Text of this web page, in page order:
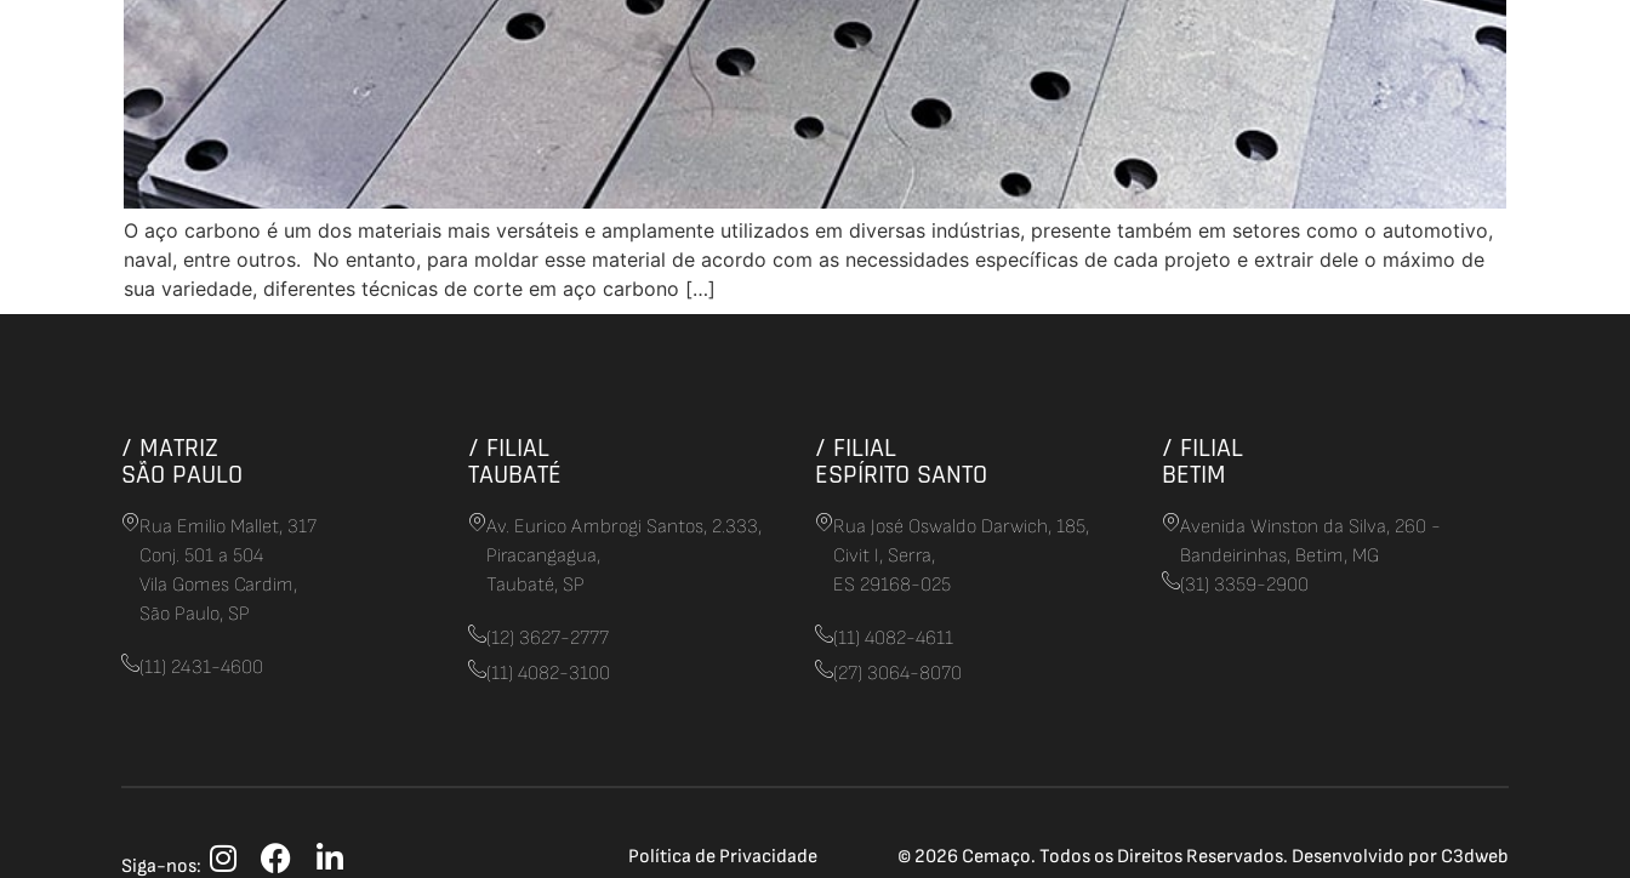
O aço carbono é um dos materiais mais versáteis e amplamente utilizados em diversas indústrias, presente também em setores como o automotivo,
naval, entre outros. No entanto, para moldar esse material de acordo com as necessidades específicas de cada projeto e extrair dele o máximo de
sua variedade, diferentes técnicas de corte em aço carbono […]
/ MATRIZ
SÃO PAULO
Rua Emilio Mallet, 317
Conj. 501 a 504
Vila Gomes Cardim,
São Paulo, SP
(11) 2431-4600
/ FILIAL
TAUBATÉ
Av. Eurico Ambrogi Santos, 2.333,
Piracangagua,
Taubaté, SP
(12) 3627-2777
(11) 4082-3100
/ FILIAL
ESPÍRITO SANTO
Rua José Oswaldo Darwich, 185,
Civit I, Serra,
ES 29168-025
(11) 4082-4611
(27) 3064-8070
/ FILIAL
BETIM
Avenida Winston da Silva, 260 -
Bandeirinhas, Betim, MG
(31) 3359-2900
Siga-nos: Política de Privacidade © 2026 Cemaço. Todos os Direitos Reservados. Desenvolvido por C3dweb